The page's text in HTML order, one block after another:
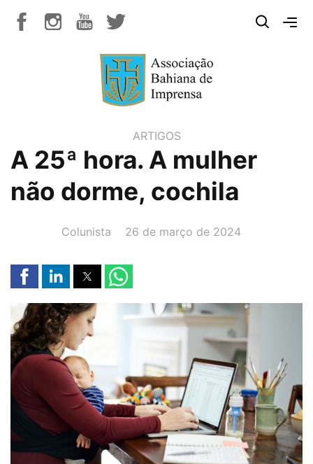
ARTIGOS
A 25ª hora. A mulher
não dorme, cochila
AUTOR(A):
Colunista DATA:
26 de março de 2024